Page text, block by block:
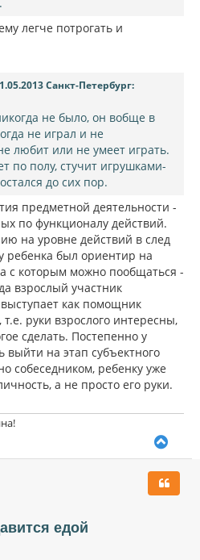
легче потрогать и
Санкт-Петербург:
не было, он вобще в
не играл и не
любит или не умеет играть.
по полу, стучит игрушками-
до сих пор.
предметной деятельности -
по функционалу действий.
на уровне действий в след
ребенка был ориентир на
с которым можно пообщаться -
взрослый участник
как помощник
руки взрослого интересны,
сделать. Постепенно у
выйти на этап субъектного
собеседником, ребенку уже
а не просто его руки.
у
едой